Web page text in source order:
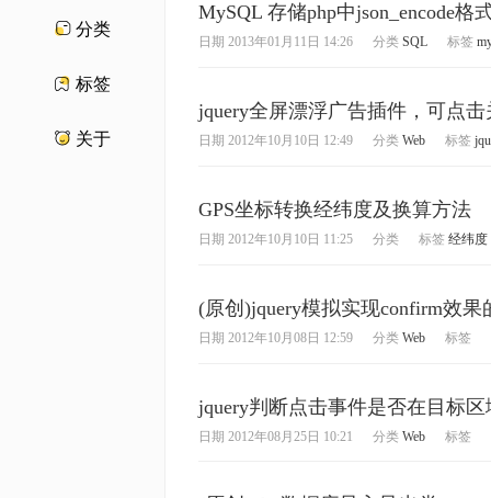
分类
标签
关于
MySQL 存储php中json_encode格
日期 2013年01月11日 14:26 分类 SQL 标签
jquery全屏漂浮广告插件，可点
日期 2012年10月10日 12:49 分类 Web 标签
GPS坐标转换经纬度及换算方法
日期 2012年10月10日 11:25 分类 标签 经纬度
(原创)jquery模拟实现confirm效果
日期 2012年10月08日 12:59 分类 Web 标签
jquery判断点击事件是否在目标区
日期 2012年08月25日 10:21 分类 Web 标签